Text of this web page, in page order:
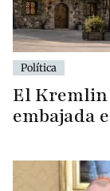
Política
El
embajada